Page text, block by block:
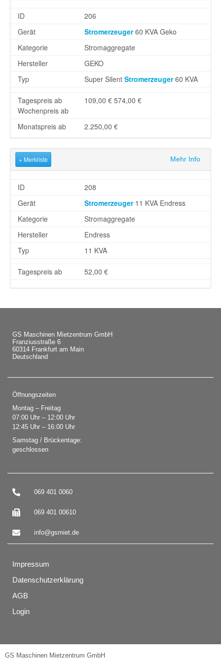
ID
206
Gerät
Stromerzeuger60 KVA Geko
Kategorie
Stromaggregate
Hersteller
GEKO
Typ
Super Silent Stromerzeuger60 KVA
Tagespreis ab
Wochenpreis ab
109,00 € 574,00 €
Monatspreis ab 2.250,00 €
+ Merkliste Mehr Info
ID
208
Gerät
Stromerzeuger11 KVA Endress
Kategorie
Stromaggregate
Hersteller
Endress
Typ
11 KVA
Tagespreis ab 52,00 €
GS Maschinen Mietzentrum GmbH
Franziusstraße 6
60314 Frankfurt am Main
Deutschland
Öffnungszeiten
Montag – Freitag
07:00 Uhr – 12:00 Uhr
12:45 Uhr – 16:00 Uhr
Samstag / Brückentage:
geschlossen
069 401 0060
069 401 00610
info@gsmiet.de
Impressum
Datenschutzerklärung
AGB
Login
GS Maschinen Mietzentrum GmbH